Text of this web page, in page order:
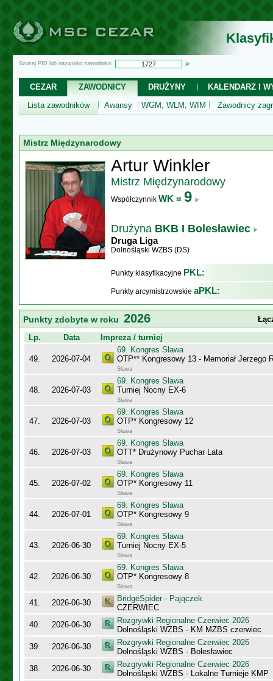
Szukaj PID lub nazwisko zawodnika:
CEZAR ZAWODNICY DRUŻYNY
KALENDARZ I
Lista zawodników
Awansy WGM, WLM, WIM Zawodnicy
Mistrz Międzynarodowy
Artur Winkler
Mistrz Międzynarodowy
Współczynnik WK = 9
Drużyna BKB I Bolesławiec
Druga Liga
Dolnośląski WZBS (DS)
Punkty klasyfikacyjne PKL:
Punkty arcymistrzowskie aPKL:
Punkty zdobyte w roku 2026
Lp.
Data Impreza / turniej
49. 2026-07-04
69. Kongres Sława
OTP** Kongresowy 13 - Memoriał Jerzego
Sława
48. 2026-07-03
69. Kongres Sława
Turniej Nocny EX-6
Sława
47. 2026-07-03
69. Kongres Sława
OTP* Kongresowy 12
Sława
46. 2026-07-03
69. Kongres Sława
OTT* Drużynowy Puchar Lata
Sława
45. 2026-07-02
69. Kongres Sława
OTP* Kongresowy 11
Sława
44. 2026-07-01
69. Kongres Sława
OTP* Kongresowy 9
Sława
43. 2026-06-30
69. Kongres Sława
Turniej Nocny EX-5
Sława
42. 2026-06-30
69. Kongres Sława
OTP* Kongresowy 8
Sława
41. 2026-06-30
BridgeSpider - Pajączek
CZERWIEC
40.
2026-06-30
Rozgrywki Regionalne Czerwiec 2026
Dolnośląski WZBS - KM MZBS czerwiec
39.
2026-06-30
Rozgrywki Regionalne Czerwiec 2026
Dolnośląski WZBS - Bolesławiec
38.
2026-06-30
Rozgrywki Regionalne Czerwiec 2026
Dolnośląski WZBS - Lokalne Turnieje KMP